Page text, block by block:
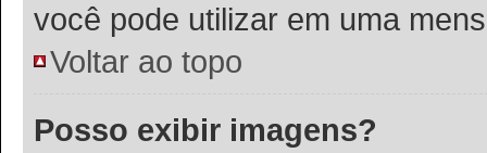
você pode utilizar em uma
Voltar ao topo
Posso exibir imagens?